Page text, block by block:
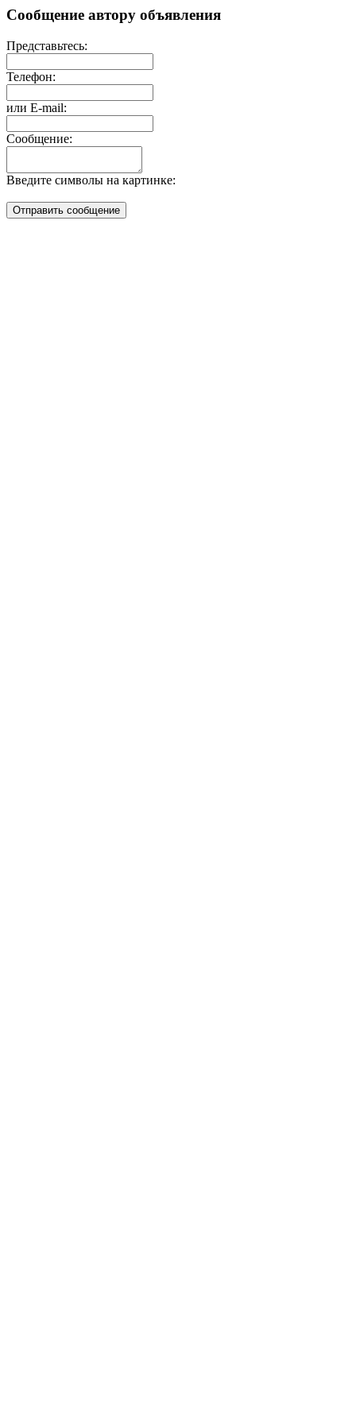
Сообщение автору объявления
Представьтесь:
Телефон:
или E-mail:
Сообщение:
Введите символы на картинке: